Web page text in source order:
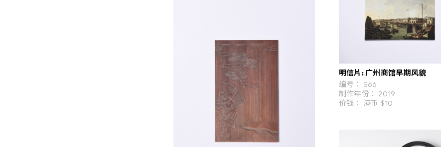
明信片: 广州商馆早期风貌
编号： S66
制作年份： 2019
价钱： 港币 $10